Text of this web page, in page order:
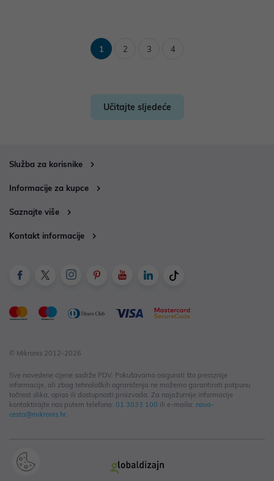
1 2 3 4
Učitajte sljedeće
Služba za korisnike
Informacije za kupce
Saznajte više
Kontakt informacije
© Mikronis 2012-2026
Sve navedene cijene sadrže PDV. Pokušavamo osigurati što preciznije
informacije, ali zbog tehnoloških ograničenja ne možemo garantirati potpunu
točnost slika, opisa ili dostupnosti proizvoda. Za najažurnije informacije
kontaktirajte nas putem telefona: 01 3033 100 ili e-maila: nova-
cesta@mikronis.hr.